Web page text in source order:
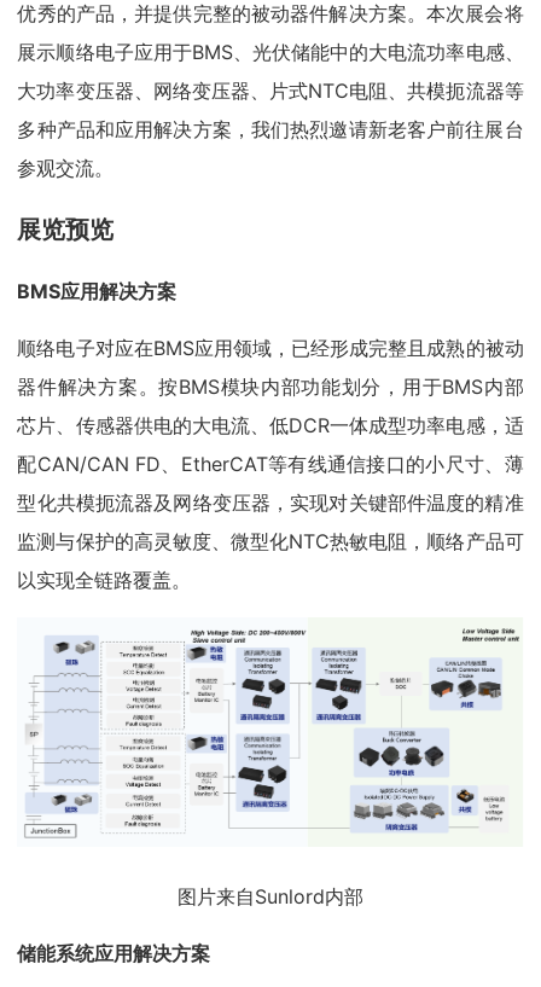
优秀的产品，并提供完整的被动器件解决方案。本次展会将
展示顺络电子应用于BMS、光伏储能中的大电流功率电感、
大功率变压器、网络变压器、片式NTC电阻、共模扼流器等
多种产品和应用解决方案，我们热烈邀请新老客户前往展台
参观交流。
展览预览
BMS应用解决方案
顺络电子对应在BMS应用领域，已经形成完整且成熟的被动
器件解决方案。按BMS模块内部功能划分，用于BMS内部
芯片、传感器供电的大电流、低DCR一体成型功率电感，适
配CAN/CAN FD、EtherCAT等有线通信接口的小尺寸、薄
型化共模扼流器及网络变压器，实现对关键部件温度的精准
监测与保护的高灵敏度、微型化NTC热敏电阻，顺络产品可
以实现全链路覆盖。
图片来自Sunlord内部
储能系统应用解决方案